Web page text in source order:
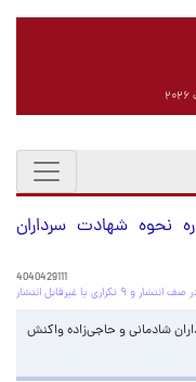
نحوه شهادت سرداران
4040429111
شادمانی و حاجی‌زاده واکنش